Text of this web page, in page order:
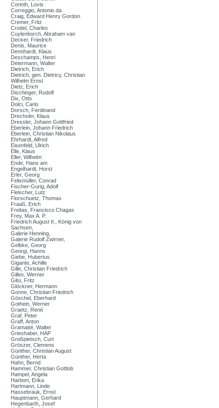
Corinth, Lovis
Correggio, Antonio da
Craig, Edward Henry Gordon
Cremer, Fritz
Crodel, Charles
Cuylenborch, Abraham van
Decker, Friedrich
Denis, Maurice
Dennhardt, Klaus
Deschamps, Henri
Determann, Walter
Dietrich, Erich
Dietrich, gen. Dietricy, Christian
Wilhelm Ernst
Dietz, Erich
Dischinger, Rudolf
Dix, Otto
Dolci, Carlo
Dorsch, Ferdinand
Drechsler, Klaus
Dressler, Johann Gottfried
Eberlein, Johann Friedrich
Eberlein, Christian Nikolaus
Ehrhardt, Alfred
Eisenfeld, Ulrich
Elle, Klaus
Eller, Wilhelm
Ende, Hans am
Engelhardt, Horst
Erler, Georg
Felixmüller, Conrad
Fischer-Gurig, Adolf
Fleischer, Lutz
Florschuetz, Thomas
Fraaß, Erich
Freitas, Francisco Chagas
Frey, Max A. P.
Friedrich August II., König von
Sachsen,
Galerie Henning,
Galerie Rudolf Zwirner,
Gelbke, Georg
Georgi, Hanns
Giebe, Hubertus
Gigante, Achille
Gille, Christian Friedrich
Gilles, Werner
Gilsi, Fritz
Glöckner, Hermann
Gonne, Christian Friedrich
Göschel, Eberhard
Gothein, Werner
Graetz, René
Graf, Peter
Graff, Anton
Gramatté, Walter
Grieshaber, HAP
Großpietsch, Curt
Gröszer, Clemens
Günther, Christian August
Günther, Herta
Hahn, Bernd
Hammer, Christian Gottlob
Hampel, Angela
Harbort, Erika
Hartmann, Linde
Hassebrauk, Ernst
Hauptmann, Gerhard
Hegenbarth, Josef